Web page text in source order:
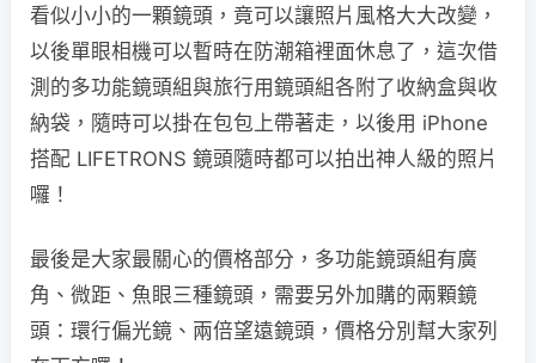
看似小小的一顆鏡頭，竟可以讓照片風格大大改變，
以後單眼相機可以暫時在防潮箱裡面休息了，這次借
測的多功能鏡頭組與旅行用鏡頭組各附了收納盒與收
納袋，隨時可以掛在包包上帶著走，以後用 iPhone
搭配 LIFETRONS 鏡頭隨時都可以拍出神人級的照片
囉！
最後是大家最關心的價格部分，多功能鏡頭組有廣
角、微距、魚眼三種鏡頭，需要另外加購的兩顆鏡
頭：環行偏光鏡、兩倍望遠鏡頭，價格分別幫大家列